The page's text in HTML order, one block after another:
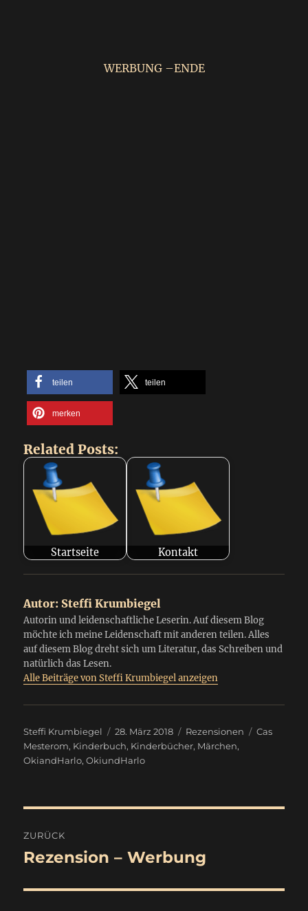
WERBUNG –ENDE
teilen teilen
merken
Related Posts:
Startseite Kontakt
Autor: Steffi Krumbiegel
Autorin und leidenschaftliche Leserin. Auf diesem Blog
möchte ich meine Leidenschaft mit anderen teilen. Alles
auf diesem Blog dreht sich um Literatur, das Schreiben und
natürlich das Lesen.
Alle Beiträge von Steffi Krumbiegel anzeigen
Autor
Steffi Krumbiegel
Veröffentlicht
am
28. März 2018 Kategorien
Rezensionen
Cas
Mesterom, Kinderbuch, Kinderbücher, Märchen,
OkiandHarlo,OkiundHarlo
ZURÜCK
Vorheriger
Rezension – Werbung